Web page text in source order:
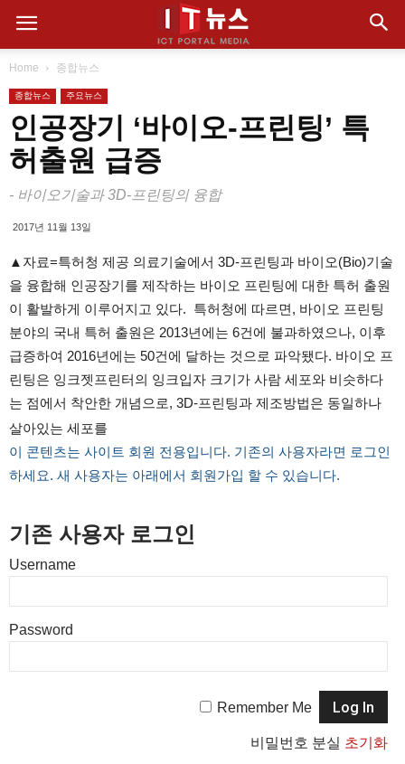
Home 종합뉴스
종합뉴스 주요뉴스
인공장기 ‘바이오-프린팅’ 특
허출원 급증
- 바이오기술과 3D-프린팅의 융합
2017년 11월 13일
▲자료=특허청 제공 의료기술에서 3D-프린팅과 바이오(Bio)기술
을 융합해 인공장기를 제작하는 바이오 프린팅에 대한 특허 출원
이 활발하게 이루어지고 있다. 특허청에 따르면, 바이오 프린팅
분야의 국내 특허 출원은 2013년에는 6건에 불과하였으나, 이후
급증하여 2016년에는 50건에 달하는 것으로 파악됐다. 바이오 프
린팅은 잉크젯프린터의 잉크입자 크기가 사람 세포와 비슷하다
는 점에서 착안한 개념으로, 3D-프린팅과 제조방법은 동일하나
살아있는 세포를
이 콘텐츠는 사이트 회원 전용입니다. 기존의 사용자라면 로그인
하세요. 새 사용자는 아래에서 회원가입 할 수 있습니다.
기존 사용자 로그인
Username
Password
Remember Me
비밀번호 분실 초기화